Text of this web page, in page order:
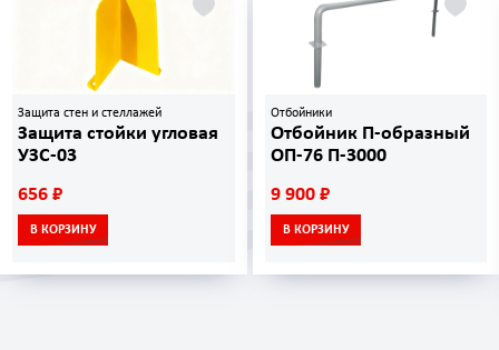
Защита стен и стеллажей
Защита стойки угловая
УЗС-03
656 ₽
В КОРЗИНУ
Отбойники
Отбойник П-образный
ОП-76 П-3000
9 900 ₽
В КОРЗИНУ